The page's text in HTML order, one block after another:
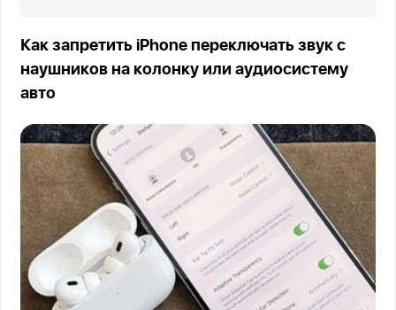
Как запретить iPhone переключать звук с
наушников на колонку или аудиосистему
авто